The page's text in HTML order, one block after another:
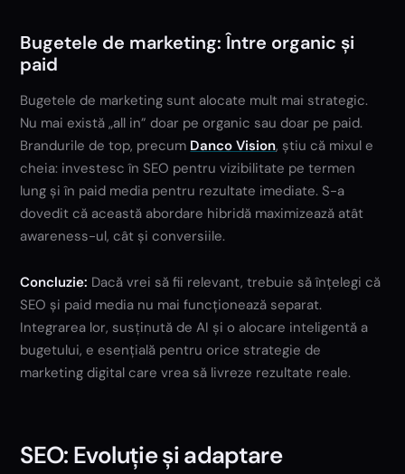
Bugetele de marketing: Între organic și
paid
Bugetele de marketing sunt alocate mult mai strategic.
Nu mai există „all in” doar pe organic sau doar pe paid.
Brandurile de top, precum Danco Vision, știu că mixul e
cheia: investesc în SEO pentru vizibilitate pe termen
lung și în paid media pentru rezultate imediate. S-a
dovedit că această abordare hibridă maximizează atât
awareness-ul, cât și conversiile.
Concluzie: Dacă vrei să fii relevant, trebuie să înțelegi că
SEO și paid media nu mai funcționează separat.
Integrarea lor, susținută de AI și o alocare inteligentă a
bugetului, e esențială pentru orice strategie de
marketing digital care vrea să livreze rezultate reale.
SEO: Evoluție și adaptare